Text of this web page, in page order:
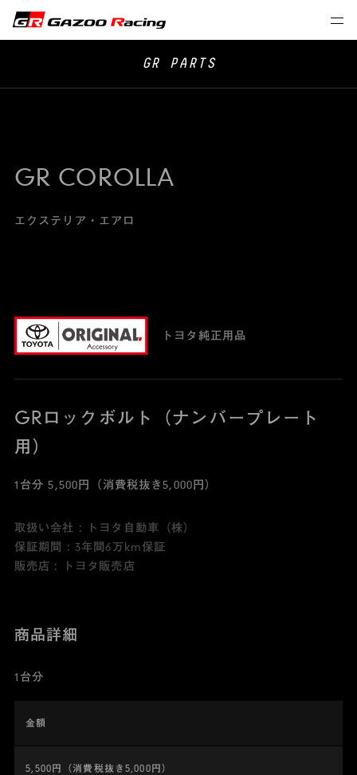
GR PARTS
GR COROLLA
エクステリア・エアロ
トヨタ純正用品
GRロックボルト（ナンバープレート
用）
1台分 5,500円（消費税抜き5,000円）
取扱い会社 : トヨタ自動車（株）
保証期間 : 3年間6万km保証
販売店 : トヨタ販売店
商品詳細
1台分
金額
5,500円（消費税抜き5,000円）